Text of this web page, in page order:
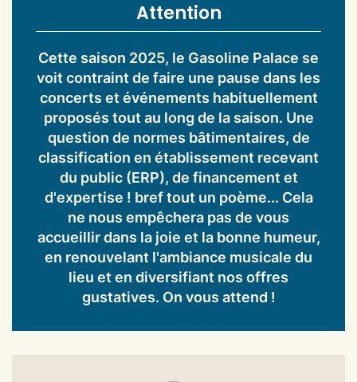
Attention
Cette saison 2025, le Gasoline Palace se
voit contraint de faire une pause dans les
concerts et événements habituellement
proposés tout au long de la saison. Une
question de normes bâtimentaires, de
classification en établissement recevant
du public (ERP), de financement et
d'expertise ! bref tout un poème... Cela
ne nous empêchera pas de vous
accueillir dans la joie et la bonne humeur,
en renouvelant l'ambiance musicale du
lieu et en diversifiant nos offres
gustatives. On vous attend !